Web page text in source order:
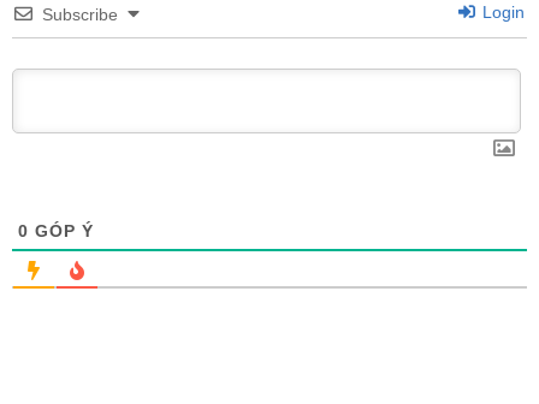
Subscribe Login
0 GÓP Ý